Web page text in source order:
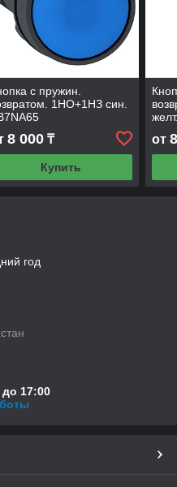
с пружин.
1НО+1НЗ син.
8 000₸
Купить
от
год
до 17:00